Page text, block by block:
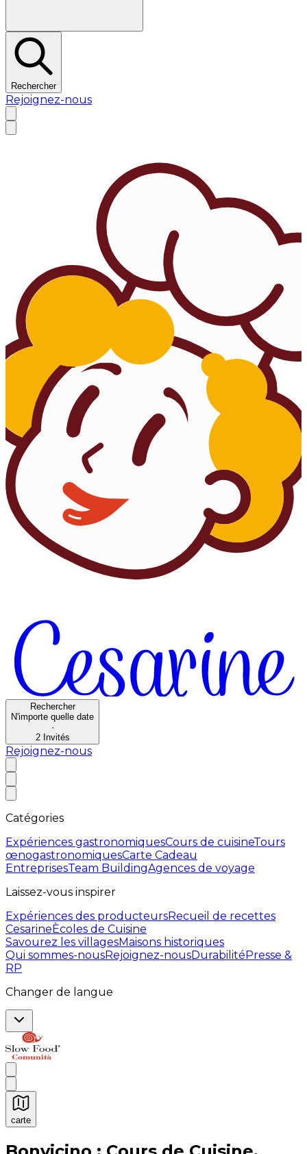
Rechercher
Rejoignez-nous
Rechercher
N'importe quelle date
·
2 Invités
Rejoignez-nous
Catégories
Expériences gastronomiquesCours de cuisineTours
œnogastronomiquesCarte Cadeau
EntreprisesTeam BuildingAgences de voyage
Laissez-vous inspirer
Expériences des producteursRecueil de recettes
CesarineÈcoles de Cuisine
Savourez les villagesMaisons historiques
Qui sommes-nousRejoignez-nousDurabilitéPresse &
RP
Changer de langue
carte
Expériences culinaires inoubliables : Expériences